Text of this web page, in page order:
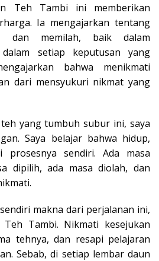
Teh Tambi ini memberikan
Ia mengajarkan tentang
dan memilah, baik dalam
setiap keputusan yang
bahwa menikmati
dari mensyukuri nikmat yang
yang tumbuh subur ini, saya
Saya belajar bahwa hidup,
prosesnya sendiri. Ada masa
dipilih, ada masa diolah, dan
makna dari perjalanan ini,
Tambi. Nikmati kesejukan
tehnya, dan resapi pelajaran
Sebab, di setiap lembar daun